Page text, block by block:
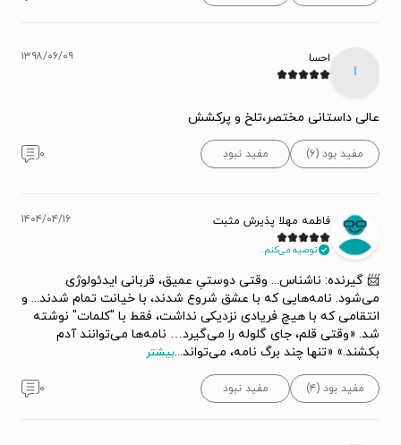
ا
احسا ۱۳۹۸/۰۶/۰۹
عالی داستانی مختصر،تلخ و پرکشش
مفید بود (۶) مفید نبود ۰
فاطمه مهلا پذیرش مثبت
توصیه می‌کنم.
۱۴۰۴/۰۴/۱۶
📨 گیرنده: ناشناس... وقتی دوستیِ عمیق، قربانی ایدئولوژی
می‌شود. نامه‌هایی که با عشق شروع شدند، با خیانت تمام شدند... و
انتقامی که با هیچ فریادی نزدیکی نداشت، فقط با "کلمات" نوشته
شد. «وقتی قلم، جای گلوله را می‌گیرد… نامه‌ها می‌توانند آدم
بکشند.» «تنها چند برگ نامه، می‌تواند...بیشتر
مفید بود (۴) مفید نبود ۰